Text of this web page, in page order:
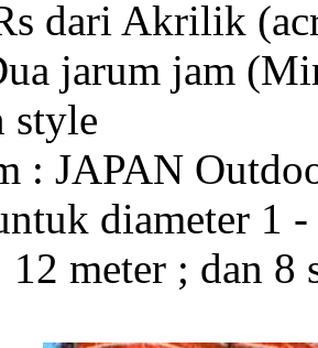
dari Akrilik
jarum jam
style
: JAPAN
diameter 1
meter ; dan 8